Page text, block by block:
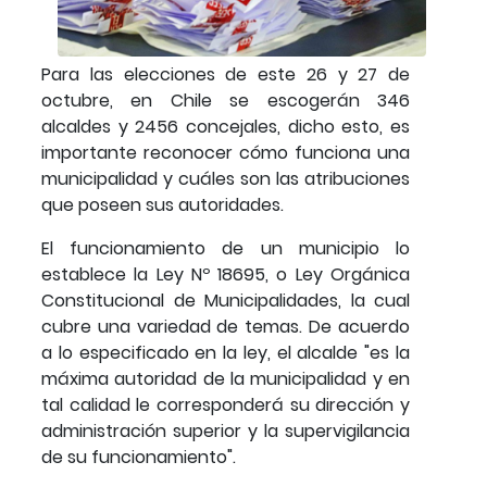
Para las elecciones de este 26 y 27 de
octubre, en Chile se escogerán 346
alcaldes y 2456 concejales, dicho esto, es
importante reconocer cómo funciona una
municipalidad y cuáles son las atribuciones
que poseen sus autoridades.
El funcionamiento de un municipio lo
establece la Ley Nº 18695, o Ley Orgánica
Constitucional de Municipalidades, la cual
cubre una variedad de temas. De acuerdo
a lo especificado en la ley, el alcalde "es la
máxima autoridad de la municipalidad y en
tal calidad le corresponderá su dirección y
administración superior y la supervigilancia
de su funcionamiento".